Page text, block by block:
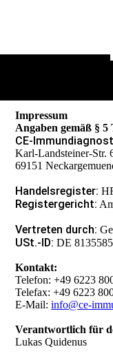
Impressum
Angaben gemäß §
CE-
Karl-Landsteiner-Str.
69151
Handelsregister:
Registergericht:
Vertreten durch:
USt.-ID: DE
Kontakt:
Telefon: +49 6223
Telefax: +49 6223
E-Mail:info@ce-
Verantwortlich für
Lukas Quidenus